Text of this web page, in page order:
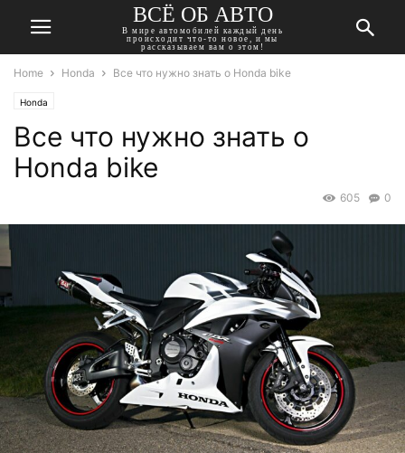
ВСЁ ОБ АВТО
В мире автомобилей каждый день
происходит что-то новое, и мы
рассказываем вам о этом!
Home Honda Все что нужно знать о Honda bike
Honda
Все что нужно знать о
Honda bike
0
605